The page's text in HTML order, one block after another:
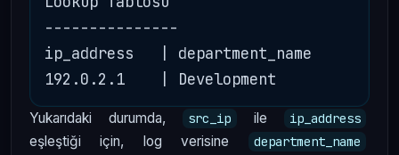
---------------
ip_address   | department_name
Yukarıdaki durumda, src_ip ile ip_address
eşleştiği için, log verisine department_name